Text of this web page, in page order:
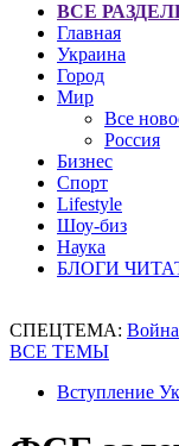
ВСЕ
Главная
Украина
Город
Мир
Все
Россия
Бизнес
Спорт
Lifestyle
Шоу-биз
Наука
БЛОГИ
СПЕЦТЕМА:
ВСЕ ТЕМЫ
Вступление